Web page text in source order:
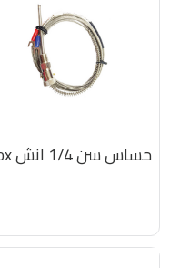
حساس سن 1/4 انش Box